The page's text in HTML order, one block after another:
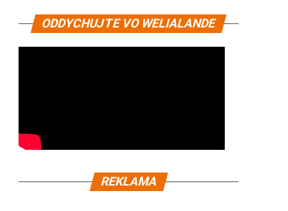
ODDYCHUJTE VO WELIALANDE
REKLAMA